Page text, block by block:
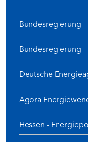
Bundesregierung
Bundesregierung -
Deutsche
Agora
Hessen -